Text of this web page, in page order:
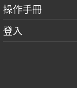
操作手冊
登入